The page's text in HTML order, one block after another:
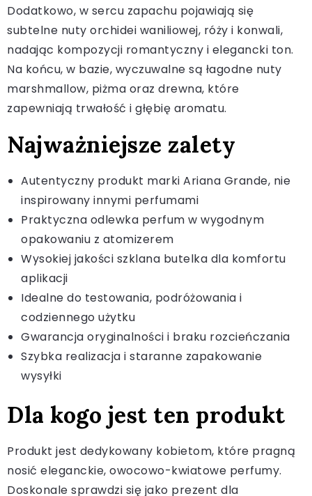
Dodatkowo, w sercu zapachu pojawiają się
subtelne nuty orchidei waniliowej, róży i konwali,
nadając kompozycji romantyczny i elegancki ton.
Na końcu, w bazie, wyczuwalne są łagodne nuty
marshmallow, piżma oraz drewna, które
zapewniają trwałość i głębię aromatu.
Najważniejsze zalety
Autentyczny produkt marki Ariana Grande, nie
inspirowany innymi perfumami
Praktyczna odlewka perfum w wygodnym
opakowaniu z atomizerem
Wysokiej jakości szklana butelka dla komfortu
aplikacji
Idealne do testowania, podróżowania i
codziennego użytku
Gwarancja oryginalności i braku rozcieńczania
Szybka realizacja i staranne zapakowanie
wysyłki
Dla kogo jest ten produkt
Produkt jest dedykowany kobietom, które pragną
nosić eleganckie, owocowo-kwiatowe perfumy.
Doskonale sprawdzi się jako prezent dla